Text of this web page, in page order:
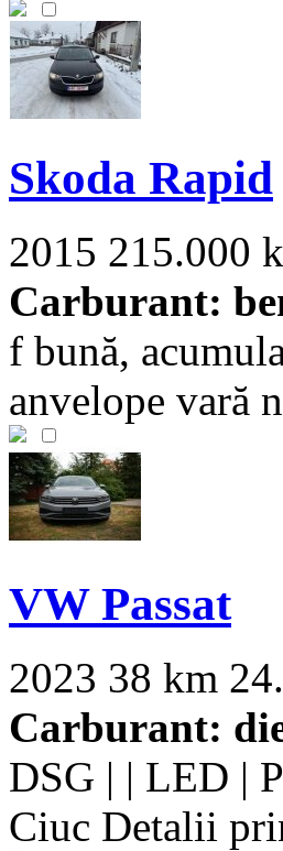
Skoda Rapid
2015 215.000
Carburant:
f bună,
anvelope vară
VW Passat
2023 38 km
Carburant:
DSG | | LED |
Ciuc Detalii